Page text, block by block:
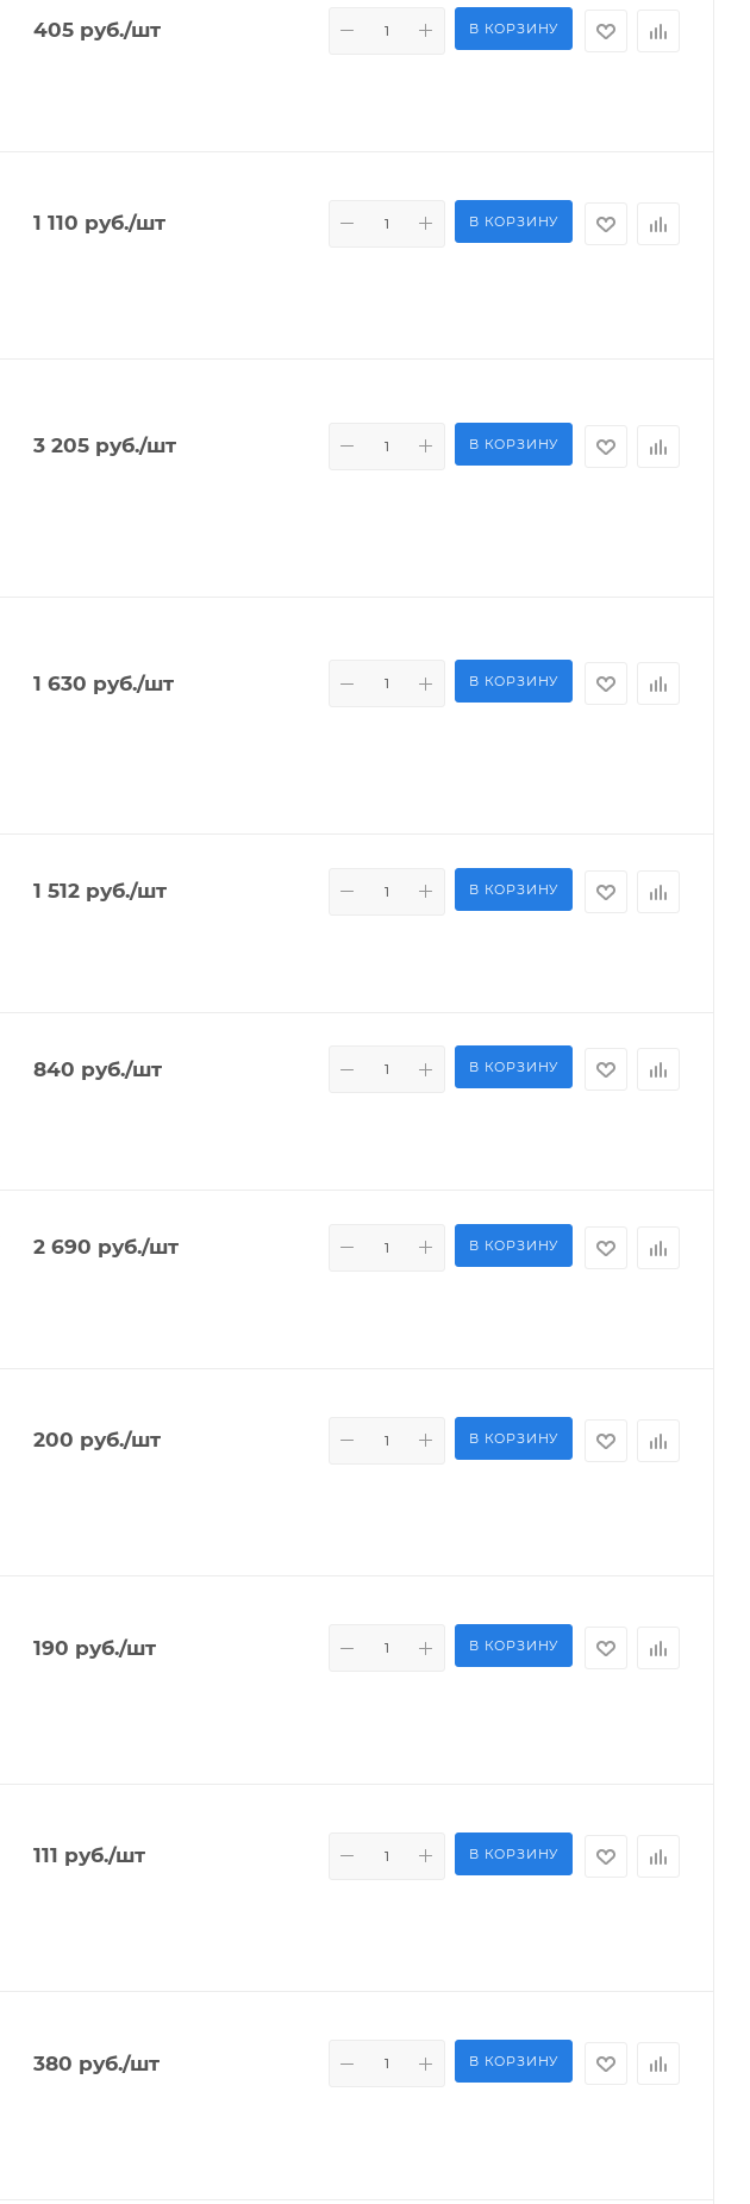
405руб./шт В КОРЗИНУ
1 110 руб./шт В КОРЗИНУ
3 205руб./шт В КОРЗИНУ
1 630 руб./шт В КОРЗИНУ
1 512руб./шт В КОРЗИНУ
840 руб./шт В КОРЗИНУ
2 690 руб./шт В КОРЗИНУ
200 руб./шт В КОРЗИНУ
190 руб./шт В КОРЗИНУ
111 руб./шт В КОРЗИНУ
380 руб./шт В КОРЗИНУ